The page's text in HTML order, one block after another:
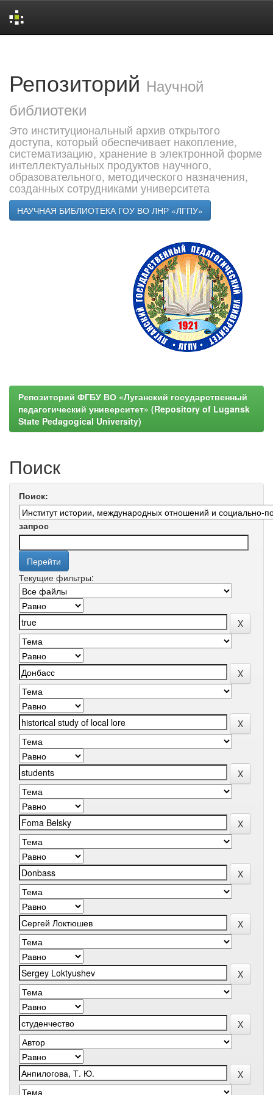
Репозиторий Научной
библиотеки
Это институциональный архив открытого
доступа, который обеспечивает накопление,
систематизацию, хранение в электронной форме
интеллектуальных продуктов научного,
образовательного, методического назначения,
созданных сотрудниками университета
НАУЧНАЯ БИБЛИОТЕКА ГОУ ВО ЛНР «ЛГПУ»
Репозиторий ФГБУ ВО «Луганский государственный
педагогический университет» (Repository of Lugansk
State Pedagogical University)
Поиск
Поиск:
запрос
Текущие фильтры: